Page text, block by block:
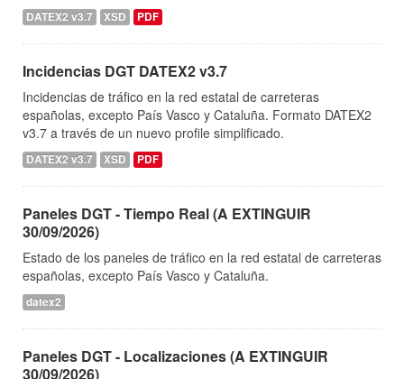
DATEX2 v3.7 XSD PDF
Incidencias DGT DATEX2 v3.7
Incidencias de tráfico en la red estatal de carreteras
españolas, excepto País Vasco y Cataluña. Formato DATEX2
v3.7 a través de un nuevo profile simplificado.
DATEX2 v3.7 XSD PDF
Paneles DGT - Tiempo Real (A EXTINGUIR
30/09/2026)
Estado de los paneles de tráfico en la red estatal de carreteras
españolas, excepto País Vasco y Cataluña.
datex2
Paneles DGT - Localizaciones (A EXTINGUIR
30/09/2026)